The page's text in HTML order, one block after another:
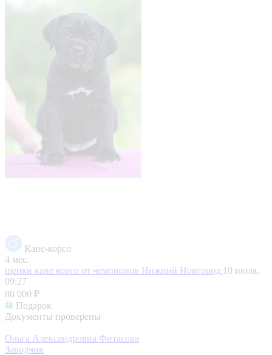
Кане-корсо
4 мес.
щенки кане корсо от чемпионов Нижний Новгород 10 июля,
09:27
80 000 ₽
Подарок
Документы проверены
Ольга Александровна Фитасова
Заводчик